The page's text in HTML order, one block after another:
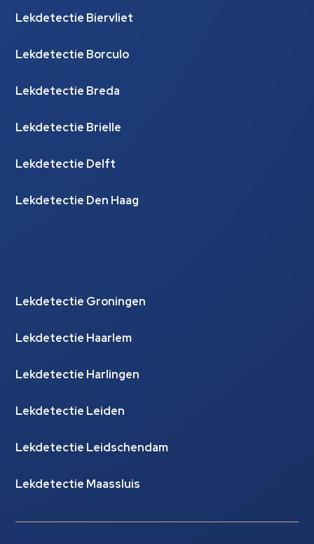
Lekdetectie Biervliet
Lekdetectie Borculo
Lekdetectie Breda
Lekdetectie Brielle
Lekdetectie Delft
Lekdetectie Den Haag
Lekdetectie Groningen
Lekdetectie Haarlem
Lekdetectie Harlingen
Lekdetectie Leiden
Lekdetectie Leidschendam
Lekdetectie Maassluis